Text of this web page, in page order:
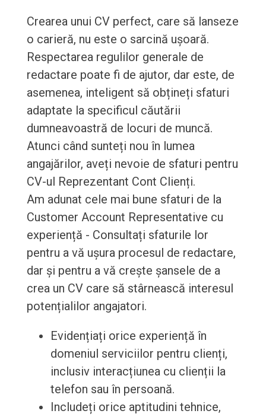
Crearea unui CV perfect, care să lanseze
o carieră, nu este o sarcină ușoară.
Respectarea regulilor generale de
redactare poate fi de ajutor, dar este, de
asemenea, inteligent să obțineți sfaturi
adaptate la specificul căutării
dumneavoastră de locuri de muncă.
Atunci când sunteți nou în lumea
angajărilor, aveți nevoie de sfaturi pentru
CV-ul Reprezentant Cont Clienți.
Am adunat cele mai bune sfaturi de la
Customer Account Representative cu
experiență - Consultați sfaturile lor
pentru a vă ușura procesul de redactare,
dar și pentru a vă crește șansele de a
crea un CV care să stârnească interesul
potențialilor angajatori.
Evidențiați orice experiență în
domeniul serviciilor pentru clienți,
inclusiv interacțiunea cu clienții la
telefon sau în persoană.
Includeți orice aptitudini tehnice,